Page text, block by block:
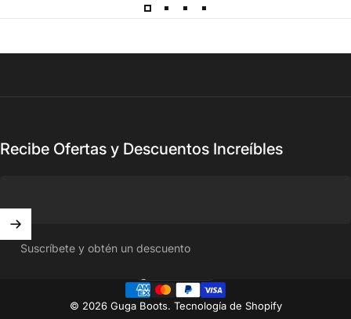
Recibe Ofertas y Descuentos Increíbles
Suscríbete y obtén un descuento
© 2026 Guga Boots. Tecnología de Shopify
País/región